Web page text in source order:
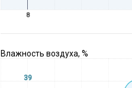
8
Влажность воздуха, %
39